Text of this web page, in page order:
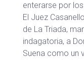
enterarse por
El Juez
de La Triada,
indagatoria, a
Suena como un